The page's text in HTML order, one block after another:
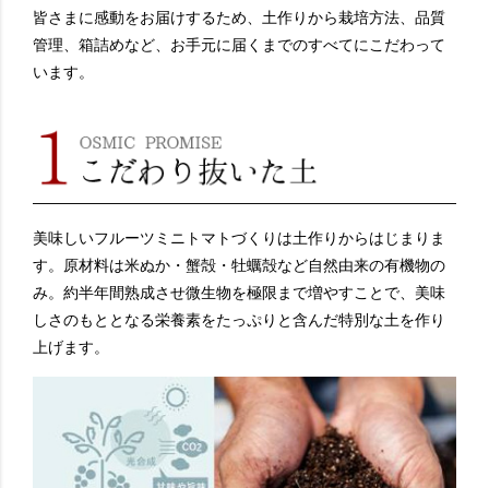
皆さまに感動をお届けするため、土作りから栽培方法、品質
管理、箱詰めなど、お手元に届くまでのすべてにこだわって
います。
美味しいフルーツミニトマトづくりは土作りからはじまりま
す。原材料は米ぬか・蟹殻・牡蠣殻など自然由来の有機物の
み。約半年間熟成させ微生物を極限まで増やすことで、美味
しさのもととなる栄養素をたっぷりと含んだ特別な土を作り
上げます。